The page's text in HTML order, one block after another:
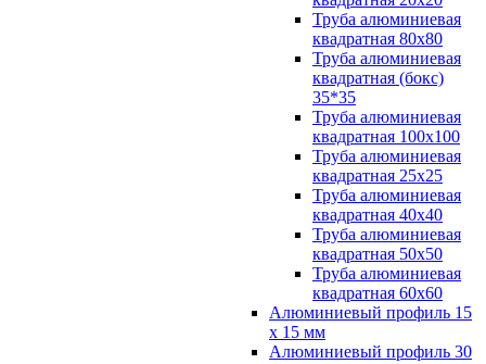
Труба алюминиевая
квадратная 80х80
Труба алюминиевая
квадратная (бокс)
35*35
Труба алюминиевая
квадратная 100х100
Труба алюминиевая
квадратная 25х25
Труба алюминиевая
квадратная 40х40
Труба алюминиевая
квадратная 50х50
Труба алюминиевая
квадратная 60х60
Алюминиевый профиль 15
х 15 мм
Алюминиевый профиль 30